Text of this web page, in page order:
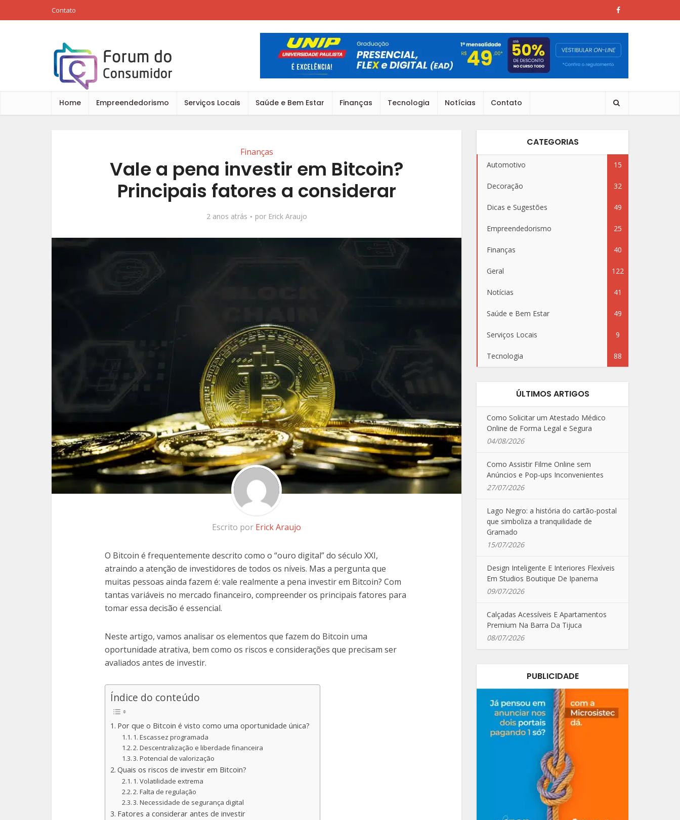
Contato
Home Empreendedorismo Serviços Locais Saúde e Bem Estar Finanças Tecnologia Notícias Contato
Finanças
Vale a pena investir em Bitcoin?
Principais fatores a considerar
2 anos atrás por Erick Araujo
Escrito por Erick Araujo
O Bitcoin é frequentemente descrito como o “ouro digital” do século XXI,
atraindo a atenção de investidores de todos os níveis. Mas a pergunta que
muitas pessoas ainda fazem é: vale realmente a pena investir em Bitcoin? Com
tantas variáveis no mercado financeiro, compreender os principais fatores para
tomar essa decisão é essencial.
Neste artigo, vamos analisar os elementos que fazem do Bitcoin uma
oportunidade atrativa, bem como os riscos e considerações que precisam ser
avaliados antes de investir.
Índice do conteúdo
Por que o Bitcoin é visto como uma oportunidade única?
1. Escassez programada
2. Descentralização e liberdade financeira
3. Potencial de valorização
Quais os riscos de investir em Bitcoin?
1. Volatilidade extrema
2. Falta de regulação
3. Necessidade de segurança digital
Fatores a considerar antes de investir
CATEGORIAS
Automotivo 15
Decoração 32
Dicas e Sugestões 49
Empreendedorismo 25
Finanças 40
Geral 122
Notícias 41
Saúde e Bem Estar 49
Serviços Locais 9
Tecnologia 88
ÚLTIMOS ARTIGOS
Como Solicitar um Atestado Médico
Online de Forma Legal e Segura
04/08/2026
Como Assistir Filme Online sem
Anúncios e Pop-ups Inconvenientes
27/07/2026
Lago Negro: a história do cartão-postal
que simboliza a tranquilidade de
Gramado
15/07/2026
Design Inteligente E Interiores Flexíveis
Em Studios Boutique De Ipanema
09/07/2026
Calçadas Acessíveis E Apartamentos
Premium Na Barra Da Tijuca
08/07/2026
PUBLICIDADE